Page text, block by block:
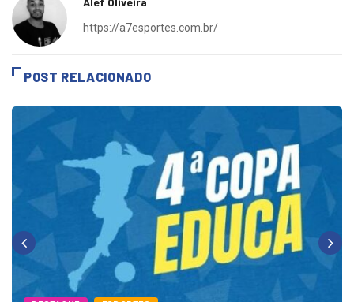
Alef Oliveira
https://a7esportes.com.br/
POST RELACIONADO